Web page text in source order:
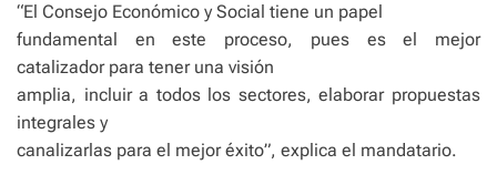
“El Consejo Económico y Social tiene un papel
fundamental en este proceso, pues es el mejor
catalizador para tener una visión
amplia, incluir a todos los sectores, elaborar propuestas
integrales y
canalizarlas para el mejor éxito”, explica el mandatario.